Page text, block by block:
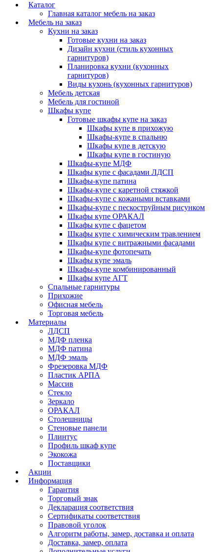
Каталог
Главная каталог мебель на заказ
Мебель на заказ
Кухни на заказ
Готовые кухни на заказ
Дизайн кухни (стиль кухонных
гарнитуров)
Планировка кухни (кухонных
гарнитуров)
Виды кухонь (кухонных гарнитуров)
Мебель детская
Мебель для гостиной
Шкафы купе
Готовые шкафы купе на заказ
Шкафы купе в прихожую
Шкафы-купе в спальню
Шкафы купе в детскую
Шкафы купе в гостиную
Шкафы-купе МДФ
Шкафы купе с фасадами ЛДСП
Шкафы-купе патина
Шкафы-купе с каретной стяжкой
Шкафы-купе с кожаными вставками
Шкафы-купе с пескоструйным рисунком
Шкафы купе ОРАКАЛ
Шкафы купе с фацетом
Шкафы купе с химическим травлением
Шкафы купе с витражными фасадами
Шкафы-купе фотопечать
Шкафы купе эмаль
Шкафы-купе комбинированный
Шкафы купе АГТ
Спальные гарнитуры
Прихожие
Офисная мебель
Торговая мебель
Материалы
ЛДСП
МДФ пленка
МДФ патина
МДФ эмаль
Фрезеровка МДФ
Пластик АРПА
Массив
Стекло
Зеркало
ОРАКАЛ
Столешницы
Стеновые панели
Плинтус
Профиль шкаф купе
Экокожа
Поставщики
Акции
Информация
Гарантия
Торговый знак
Декларация соответствия
Сертификаты соответствия
Правовой уголок
Алгоритм работы, замер, доставка и оплата
Доставка, замер, оплата